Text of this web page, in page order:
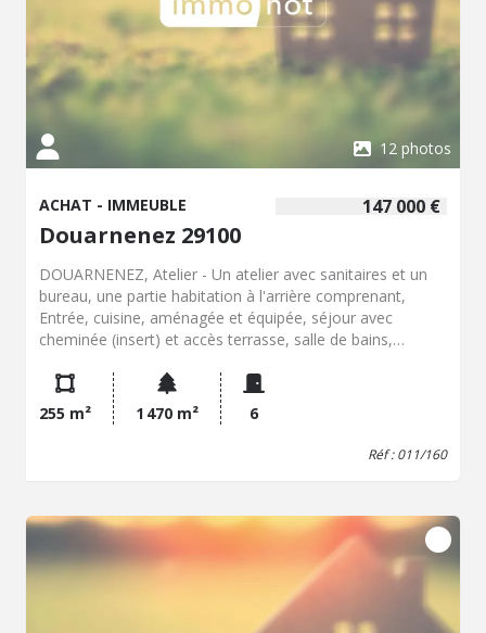
12 photos
147 000 €
ACHAT - IMMEUBLE
Douarnenez 29100
DOUARNENEZ, Atelier - Un atelier avec sanitaires et un
bureau, une partie habitation à l'arrière comprenant,
Entrée, cuisine, aménagée et équipée, séjour avec
cheminée (insert) et accès terrasse, salle de bains,
chambres, w.-c., une pièce. Jardin, parking. - Classe
énergie : Non requis - Classe climat : Non requis - Prix
Hon. Négo Inclus : 147 000 € dont 5,00% Hon. Négo TTC
charge acq. Prix Hors Hon. Négo :140 000 € - Réf :
255 m² 1 470 m² 6
Réf : 011/160